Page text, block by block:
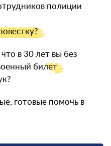
полиции
в 30 лет вы без
билет
готовые помочь в